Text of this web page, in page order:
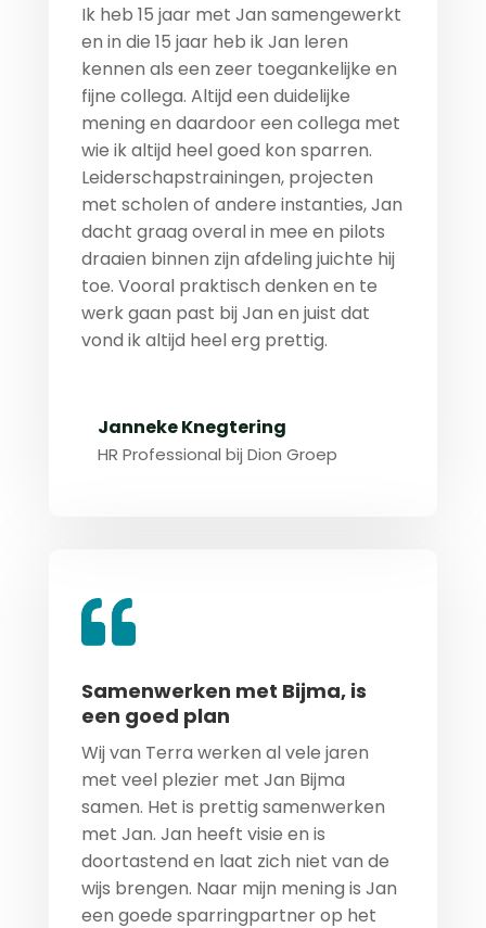
Ik heb 15 jaar met Jan samengewerkt
en in die 15 jaar heb ik Jan leren
kennen als een zeer toegankelijke en
fijne collega. Altijd een duidelijke
mening en daardoor een collega met
wie ik altijd heel goed kon sparren.
Leiderschapstrainingen, projecten
met scholen of andere instanties, Jan
dacht graag overal in mee en pilots
draaien binnen zijn afdeling juichte hij
toe. Vooral praktisch denken en te
werk gaan past bij Jan en juist dat
vond ik altijd heel erg prettig.
Janneke Knegtering
HR Professional bij Dion Groep
Samenwerken met Bijma, is
een goed plan
Wij van Terra werken al vele jaren
met veel plezier met Jan Bijma
samen. Het is prettig samenwerken
met Jan. Jan heeft visie en is
doortastend en laat zich niet van de
wijs brengen. Naar mijn mening is Jan
een goede sparringpartner op het